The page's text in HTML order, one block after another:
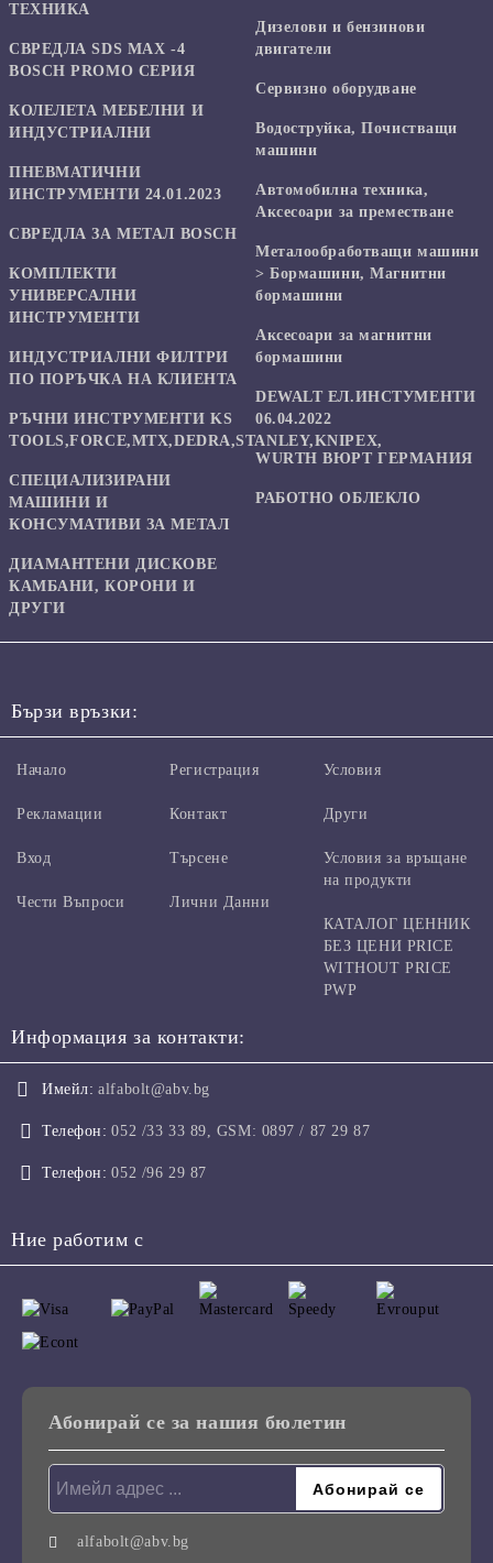
ТЕХНИКА
СВРЕДЛА SDS MAX -4
BOSCH PROMO СЕРИЯ
КОЛЕЛЕТА МЕБЕЛНИ И
ИНДУСТРИАЛНИ
ПНЕВМАТИЧНИ
ИНСТРУМЕНТИ 24.01.2023
СВРЕДЛА ЗА МЕТАЛ BOSCH
КОМПЛЕКТИ
УНИВЕРСАЛНИ
ИНСТРУМЕНТИ
ИНДУСТРИАЛНИ ФИЛТРИ
ПО ПОРЪЧКА НА КЛИЕНТА
РЪЧНИ ИНСТРУМЕНТИ KS
TOOLS,FORCE,MTX,DEDRA,STANLEY,KNIPEX,
СПЕЦИАЛИЗИРАНИ
МАШИНИ И
КОНСУМАТИВИ ЗА МЕТАЛ
ДИАМАНТЕНИ ДИСКОВЕ
КАМБАНИ, КОРОНИ И
ДРУГИ
Дизелови и бензинови
двигатели
Сервизно оборудване
Водоструйка, Почистващи
машини
Автомобилна техника,
Аксесоари за преместване
Mеталообработващи машини
> Бормашини, Магнитни
бормашини
Аксесоари за магнитни
бормашини
DEWALT ЕЛ.ИНСТУМЕНТИ
06.04.2022
WURTH ВЮРТ ГЕРМАНИЯ
РАБОТНО ОБЛЕКЛО
Бързи връзки:
Начало
Рекламации
Вход
Чести Въпроси
Регистрация
Контакт
Търсене
Лични Данни
Условия
Други
Условия за връщане
на продукти
КАТАЛОГ ЦЕННИК
БЕЗ ЦЕНИ PRICE
WITHOUT PRICE
PWP
Информация за контакти:
Имейл: alfabolt@abv.bg
Телефон: 052 /33 33 89, GSM: 0897 / 87 29 87
Телефон: 052 /96 29 87
Ние работим с
Абонирай се за нашия бюлетин
alfabolt@abv.bg